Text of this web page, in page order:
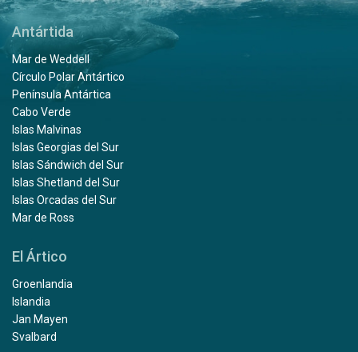
Antártida
Mar de Weddell
Círculo Polar Antártico
Península Antártica
Cabo Verde
Islas Malvinas
Islas Georgias del Sur
Islas Sándwich del Sur
Islas Shetland del Sur
Islas Orcadas del Sur
Mar de Ross
El Ártico
Groenlandia
Islandia
Jan Mayen
Svalbard